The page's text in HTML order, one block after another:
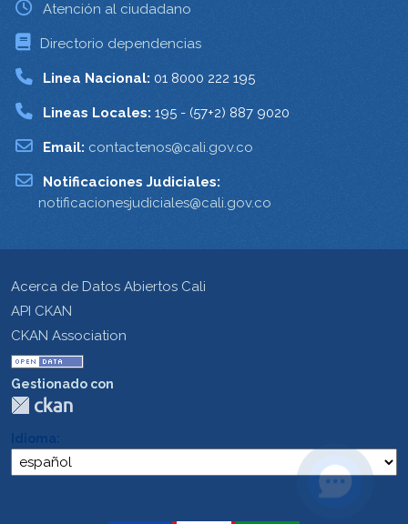
Atención al ciudadano
Directorio dependencias
Linea Nacional: 01 8000 222 195
Lineas Locales: 195 - (57+2) 887 9020
Email: contactenos@cali.gov.co
Notificaciones Judiciales:
notificacionesjudiciales@cali.gov.co
Acerca de Datos Abiertos Cali
API CKAN
CKAN Association
Gestionado con